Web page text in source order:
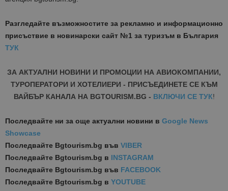
Разгледайте възможностите за рекламно и информационно
присъствие в новинарски сайт №1 за туризъм в България
ТУК
ЗА АКТУАЛНИ НОВИНИ И ПРОМОЦИИ НА АВИОКОМПАНИИ,
ТУРОПЕРАТОРИ И ХОТЕЛИЕРИ - ПРИСЪЕДИНЕТЕ СЕ КЪМ
ВАЙБЪР КАНАЛА НА BGTOURISM.BG - ВКЛЮЧИ СЕ ТУК!
Последвайте ни за още актуални новини в Google News
Showcase
Последвайте Bgtourism.bg във VIBER
Последвайте Bgtourism.bg в INSTAGRAM
Последвайте Bgtourism.bg във FACEBOOK
Последвайте Bgtourism.bg в YOUTUBE